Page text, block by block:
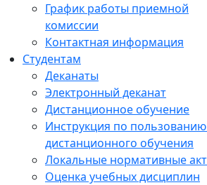
График работы приемной
комиссии
Контактная информация
Студентам
Деканаты
Электронный деканат
Дистанционное обучение
Инструкция по
дистанционного обучения
Локальные нормативные
Оценка учебных дисциплин